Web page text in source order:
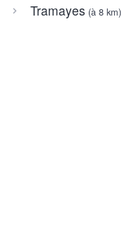
Tramayes (à 8 km)